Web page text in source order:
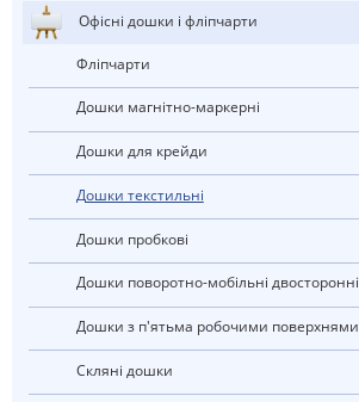
Офісні дошки і фліпчарти
Фліпчарти
Дошки магнітно-маркерні
Дошки для крейди
дошки текстильні
дошки пробкові
Дошки поворотно-мобільні двосторонні
Дошки з п'ятьма робочими поверхнями
скляні дошки